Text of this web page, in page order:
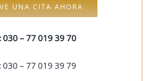
UNA CITA AHORA
030 – 77 019 39 70
030 – 77 019 39 79